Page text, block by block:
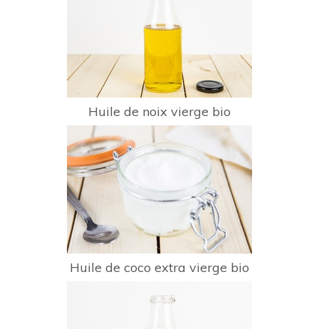
Huile de noix vierge bio
Huile de coco extra vierge bio